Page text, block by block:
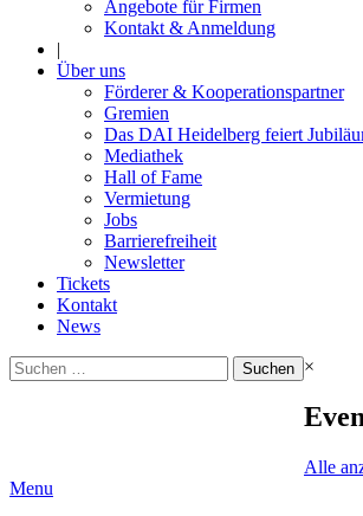
Angebote für Firmen
Kontakt & Anmeldung
|
Über uns
Förderer & Kooperationspartner
Gremien
Das DAI Heidelberg feiert
Mediathek
Hall of Fame
Vermietung
Jobs
Barrierefreiheit
Newsletter
Tickets
Kontakt
News
Suchen
nach:
×
Alle
Menu